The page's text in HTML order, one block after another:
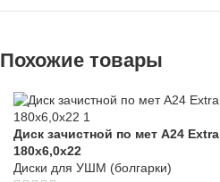
Похожие товары
Диск зачистной по мет А24 Extra
180х6,0х22
Диски для УШМ (болгарки)